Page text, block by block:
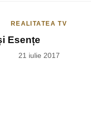
REALITATEA TV
Esențe
21 iulie 2017